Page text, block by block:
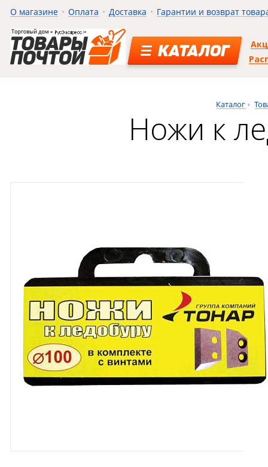
О магазине Оплата Доставка Гарантии и возврат
КАТАЛОГ
Каталог
Ножи к